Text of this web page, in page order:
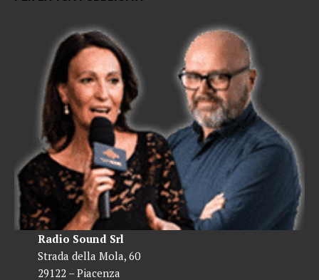
Radio Sound Srl
Strada della Mola, 60
29122 – Piacenza